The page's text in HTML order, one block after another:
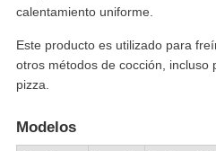
calentamiento uniforme.
Este producto es utilizado para
otros métodos de cocción, incluso
pizza.
Modelos